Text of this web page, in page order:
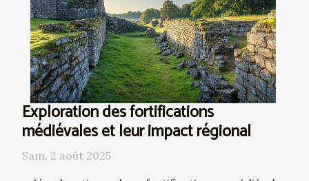
Exploration des fortifications
médiévales et leur impact régional
Sam. 2 août 2025